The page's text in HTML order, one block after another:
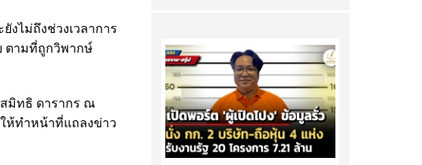
งไม่ถึงช่วงเวลาการ
ตามที่ถูกวิพากษ์
สมิทธิ ดารากร ณ
ห้ทำหน้าที่แถลงข่าว